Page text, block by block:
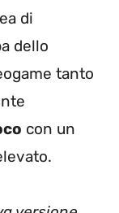
di
dello
tanto
con un